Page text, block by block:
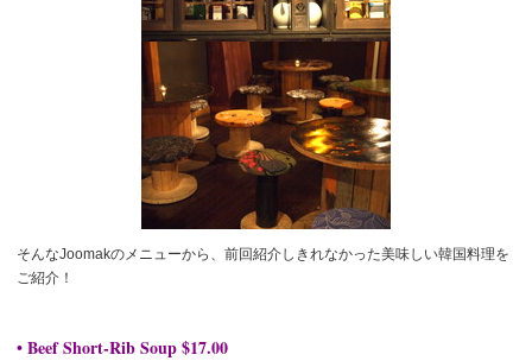
そんなJoomakのメニューから、前回紹介しきれなかった美味しい韓国料理を
ご紹介！
• Beef Short-Rib Soup $17.00